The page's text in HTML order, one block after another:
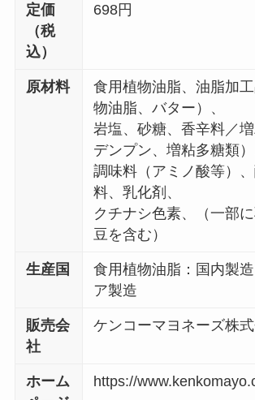
定価
（税
込）
698円
原材料
食用植物油脂、油脂加
物油脂、バター）、
岩塩、砂糖、香辛料／
デンプン、増粘多糖類）
調味料（アミノ酸等）
料、乳化剤、
クチナシ色素、（一部
豆を含む）
生産国
食用植物油脂：国内製
ア製造
販売会
社
ケンコーマヨネーズ株
ホーム
https://